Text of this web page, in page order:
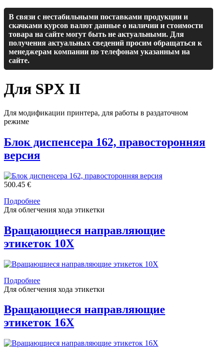
В связи с нестабильными поставками продукции и
скачками курсов валют данные о наличии и стоимости
товара на сайте могут быть не актуальными. Для
получения актуальных сведений просим обращаться к
менеджерам компании по телефонам указанным на
сайте.
Для SPX II
Для модификации принтера, для работы в раздаточном
режиме
Блок диспенсера 162, правосторонняя
версия
500.45 €
Подробнее
Для облегчения хода этикетки
Вращающиеся направляющие
этикеток 10X
Подробнее
Для облегчения хода этикетки
Вращающиеся направляющие
этикеток 16X